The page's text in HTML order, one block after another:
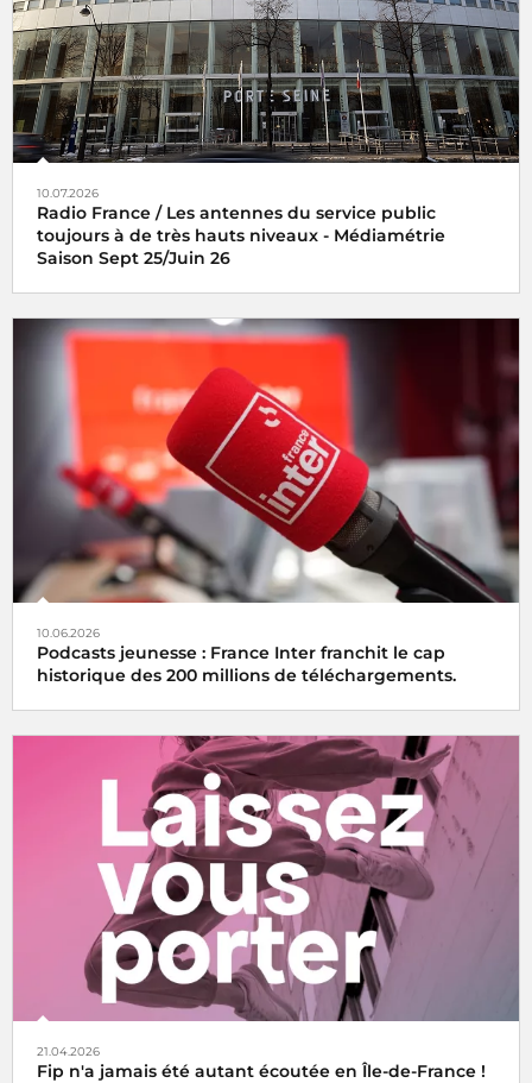
10.07.2026
Radio France / Les antennes du service public
toujours à de très hauts niveaux - Médiamétrie
Saison Sept 25/Juin 26
10.06.2026
Podcasts jeunesse : France Inter franchit le cap
historique des 200 millions de téléchargements.
21.04.2026
Fip n'a jamais été autant écoutée en Île-de-France !